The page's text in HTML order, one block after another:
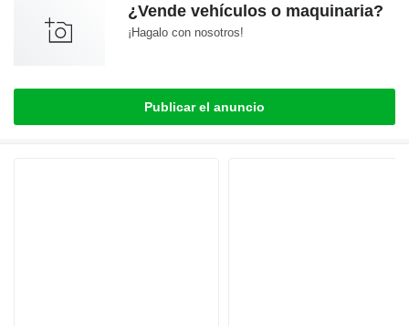
¿Vende vehículos o maquinaria?
¡Hagalo con nosotros!
Publicar el anuncio